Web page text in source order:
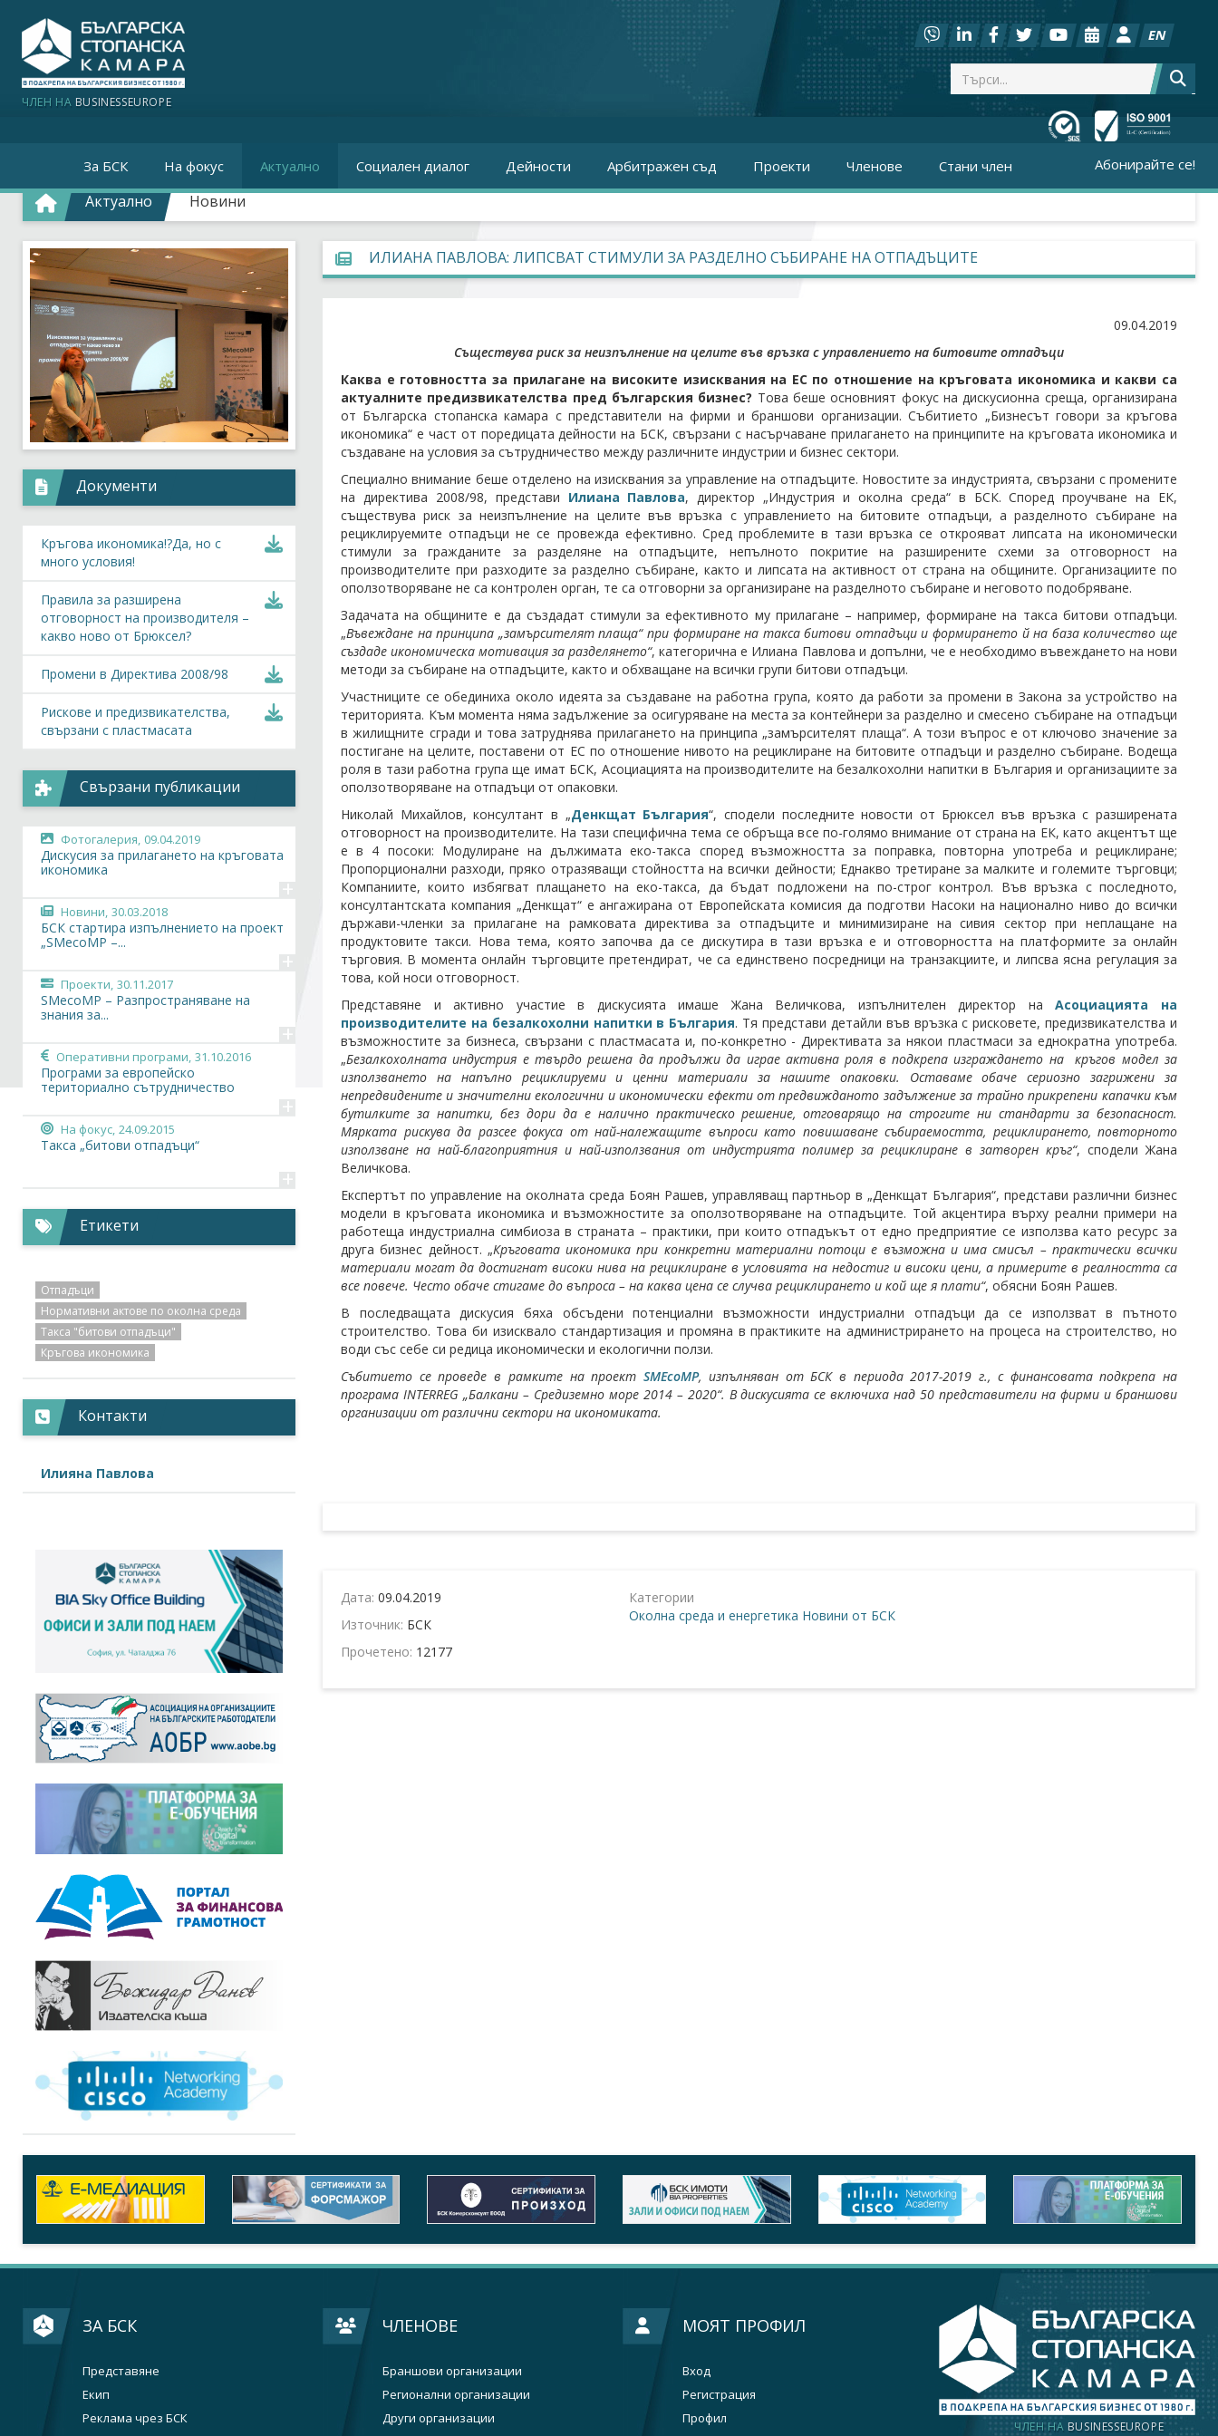
ЧЛЕН НА BUSINESSEUROPE
EN
За БСК На фокус Актуално Социален диалог Дейности Арбитражен съд Проекти Членове Стани член Абонирайте се!
Актуално Новини
ИЛИАНА ПАВЛОВА: ЛИПСВАТ СТИМУЛИ ЗА РАЗДЕЛНО СЪБИРАНЕ НА ОТПАДЪЦИТЕ
09.04.2019
Съществува риск за неизпълнение на целите във връзка с управлението на битовите отпадъци
Каква е готовността за прилагане на високите изисквания на ЕС по отношение на кръговата икономика и какви са
актуалните предизвикателства пред българския бизнес? Това беше основният фокус на дискусионна среща, организирана
от Българска стопанска камара с представители на фирми и браншови организации. Събитието „Бизнесът говори за кръгова
икономика“ е част от поредицата дейности на БСК, свързани с насърчаване прилагането на принципите на кръговата икономика и
създаване на условия за сътрудничество между различните индустрии и бизнес сектори.
Специално внимание беше отделено на изисквания за управление на отпадъците. Новостите за индустрията, свързани с промените
на директива 2008/98, представи Илиана Павлова, директор „Индустрия и околна среда“ в БСК. Според проучване на ЕК,
съществува риск за неизпълнение на целите във връзка с управлението на битовите отпадъци, а разделното събиране на
рециклируемите отпадъци не се провежда ефективно. Сред проблемите в тази връзка се открояват липсата на икономически
стимули за гражданите за разделяне на отпадъците, непълното покритие на разширените схеми за отговорност на
производителите при разходите за разделно събиране, както и липсата на активност от страна на общините. Организациите по
оползотворяване не са контролен орган, те са отговорни за организиране на разделното събиране и неговото подобряване.
Задачата на общините е да създадат стимули за ефективното му прилагане – например, формиране на такса битови отпадъци.
„Въвеждане на принципа „замърсителят плаща“ при формиране на такса битови отпадъци и формирането й на база количество ще
създаде икономическа мотивация за разделянето“, категорична е Илиана Павлова и допълни, че е необходимо въвеждането на нови
методи за събиране на отпадъците, както и обхващане на всички групи битови отпадъци.
Участниците се обединиха около идеята за създаване на работна група, която да работи за промени в Закона за устройство на
територията. Към момента няма задължение за осигуряване на места за контейнери за разделно и смесено събиране на отпадъци
в жилищните сгради и това затруднява прилагането на принципа „замърсителят плаща“. А този въпрос е от ключово значение за
постигане на целите, поставени от ЕС по отношение нивото на рециклиране на битовите отпадъци и разделно събиране. Водеща
роля в тази работна група ще имат БСК, Асоциацията на производителите на безалкохолни напитки в България и организациите за
оползотворяване на отпадъци от опаковки.
Николай Михайлов, консултант в „Денкщат България“, сподели последните новости от Брюксел във връзка с разширената
отговорност на производителите. На тази специфична тема се обръща все по-голямо внимание от страна на ЕК, като акцентът ще
е в 4 посоки: Модулиране на дължимата еко-такса според възможността за поправка, повторна употреба и рециклиране;
Пропорционални разходи, пряко отразяващи стойността на всички дейности; Еднакво третиране за малките и големите търговци;
Компаниите, които избягват плащането на еко-такса, да бъдат подложени на по-строг контрол. Във връзка с последното,
консултантската компания „Денкщат“ е ангажирана от Европейската комисия да подготви Насоки на национално ниво до всички
държави-членки за прилагане на рамковата директива за отпадъците и минимизиране на сивия сектор при неплащане на
продуктовите такси. Нова тема, която започва да се дискутира в тази връзка е и отговорността на платформите за онлайн
търговия. В момента онлайн търговците претендират, че са единствено посредници на транзакциите, и липсва ясна регулация за
това, кой носи отговорност.
Представяне и активно участие в дискусията имаше Жана Величкова, изпълнителен директор наАсоциацията на
производителите на безалкохолни напитки в България. Тя представи детайли във връзка с рисковете, предизвикателства и
възможностите за бизнеса, свързани с пластмасата и, по-конкретно - Директивата за някои пластмаси за еднократна употреба.
„Безалкохолната индустрия е твърдо решена да продължи да играе активна роля в подкрепа изграждането на кръгов модел за
използването на напълно рециклируеми и ценни материали за нашите опаковки. Оставаме обаче сериозно загрижени за
непредвидените и значителни екологични и икономически ефекти от предвижданото задължение за трайно прикрепени капачки към
бутилките за напитки, без дори да е налично практическо решение, отговарящо на строгите ни стандарти за безопасност.
Мярката рискува да разсее фокуса от най-належащите въпроси като повишаване събираемостта, рециклирането, повторното
използване на най-благоприятния и най-използвания от индустрията полимер за рециклиране в затворен кръг“, сподели Жана
Величкова.
Експертът по управление на околната среда Боян Рашев, управляващ партньор в „Денкщат България“, представи различни бизнес
модели в кръговата икономика и възможностите за оползотворяване на отпадъците. Той акцентира върху реални примери на
работеща индустриална симбиоза в страната – практики, при които отпадъкът от едно предприятие се използва като ресурс за
друга бизнес дейност. „Кръговата икономика при конкретни материални потоци е възможна и има смисъл – практически всички
материали могат да достигнат високи нива на рециклиране в условията на недостиг и високи цени, а примерите в реалността са
все повече. Често обаче стигаме до въпроса – на каква цена се случва рециклирането и кой ще я плати“, обясни Боян Рашев.
В последващата дискусия бяха обсъдени потенциални възможности индустриални отпадъци да се използват в пътното
строителство. Това би изисквало стандартизация и промяна в практиките на администрирането на процеса на строителство, но
води със себе си редица икономически и екологични ползи.
Събитието се проведе в рамките на проектSMEcoMP, изпълняван от БСК в периода 2017-2019 г., с финансовата подкрепа на
програма INTERREG „Балкани – Средиземно море 2014 – 2020“. В дискусията се включиха над 50 представители на фирми и браншови
организации от различни сектори на икономиката.
Дата: 09.04.2019
Източник: БСК
Прочетено: 12177
Категории
Околна среда и енергетика Новини от БСК
Документи
Кръгова икономика!?Да, но с
много условия!
Правила за разширена
отговорност на производителя –
какво ново от Брюксел?
Промени в Директива 2008/98
Рискове и предизвикателства,
свързани с пластмасата
Свързани публикации
Фотогалерия, 09.04.2019
Дискусия за прилагането на кръговата
икономика
+
Новини, 30.03.2018
БСК стартира изпълнението на проект
„SMecoMP –...
+
Проекти, 30.11.2017
SMecoMP – Разпространяване на
знания за...
+
Оперативни програми, 31.10.2016
Програми за европейско
териториално сътрудничество
+
На фокус, 24.09.2015
Такса „битови отпадъци“
+
Етикети
Отпадъци
Нормативни актове по околна среда
Такса "битови отпадъци"
Кръгова икономика
Контакти
Илияна Павлова
ЗА БСК
Представяне
Екип
Реклама чрез БСК
ЧЛЕНОВЕ
Браншови организации
Регионални организации
Други организации
МОЯТ ПРОФИЛ
Вход
Регистрация
Профил
ЧЛЕН НА BUSINESSEUROPE